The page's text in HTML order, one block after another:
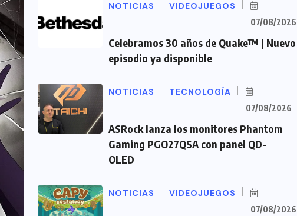
NOTICIAS VIDEOJUEGOS
07/08/2026
Celebramos 30 años de Quake™ | Nuevo
episodio ya disponible
NOTICIAS TECNOLOGÍA
07/08/2026
ASRock lanza los monitores Phantom
Gaming PGO27QSA con panel QD-
OLED
NOTICIAS VIDEOJUEGOS
07/08/2026